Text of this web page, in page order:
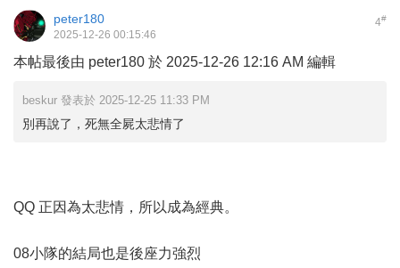
4#
peter180
2025-12-26 00:15:46
本帖最後由 peter180 於 2025-12-26 12:16 AM 編輯
beskur 發表於 2025-12-25 11:33 PM
別再說了，死無全屍太悲情了
QQ 正因為太悲情，所以成為經典。
08小隊的結局也是後座力強烈